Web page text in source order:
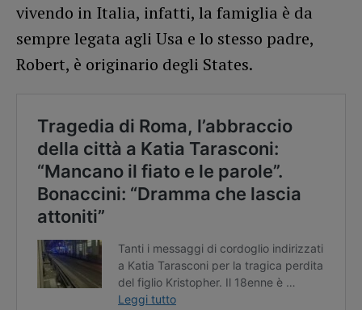
vivendo in Italia, infatti, la famiglia è da
sempre legata agli Usa e lo stesso padre,
Robert, è originario degli States.